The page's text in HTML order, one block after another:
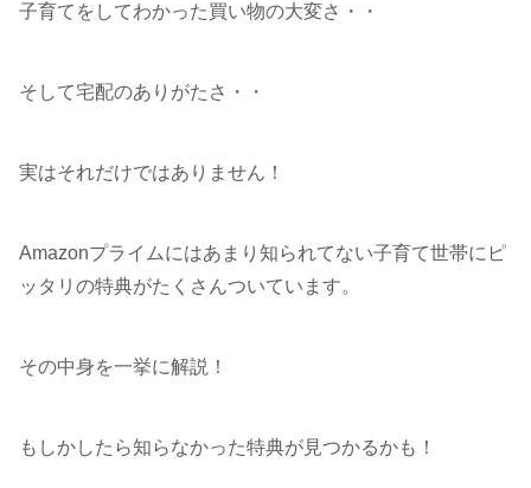
子育てをしてわかった買い物の大変さ・・
そして宅配のありがたさ・・
実はそれだけではありません！
Amazonプライムにはあまり知られてない子育て世帯にピ
ッタリの特典がたくさんついています。
その中身を一挙に解説！
もしかしたら知らなかった特典が見つかるかも！